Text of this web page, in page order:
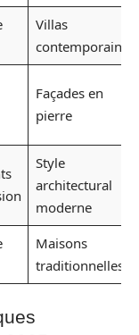
Villas
contemporaines
Façades en
pierre
Style
architectural
moderne
Maisons
traditionnelles